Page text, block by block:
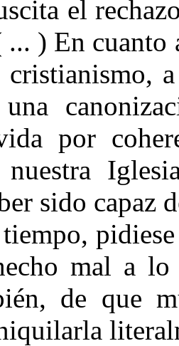
el
) En cuanto
por
nuestra
sido capaz
mal a
de que